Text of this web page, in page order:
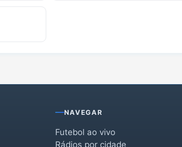
NAVEGAR
Futebol ao vivo
Rádios por cidade